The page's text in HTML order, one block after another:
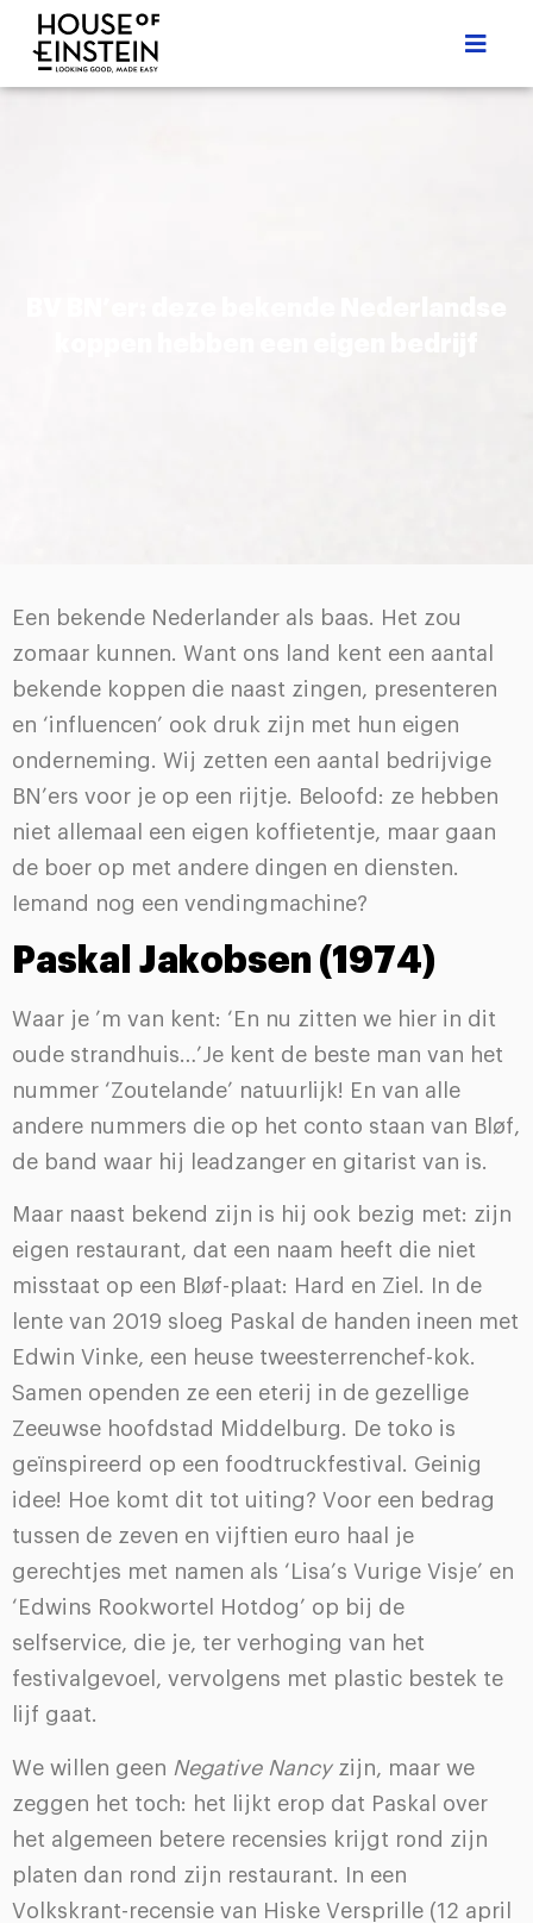
Een bekende Nederlander als baas. Het zou
zomaar kunnen. Want ons land kent een aantal
bekende koppen die naast zingen, presenteren
en ‘influencen’ ook druk zijn met hun eigen
onderneming. Wij zetten een aantal bedrijvige
BN’ers voor je op een rijtje. Beloofd: ze hebben
niet allemaal een eigen koffietentje, maar gaan
de boer op met andere dingen en diensten.
Iemand nog een vendingmachine?
Paskal Jakobsen (1974)
Waar je ’m van kent: ‘En nu zitten we hier in dit
oude strandhuis…’Je kent de beste man van het
nummer ‘Zoutelande’ natuurlijk! En van alle
andere nummers die op het conto staan van Bløf,
de band waar hij leadzanger en gitarist van is.
Maar naast bekend zijn is hij ook bezig met: zijn
eigen restaurant, dat een naam heeft die niet
misstaat op een Bløf-plaat: Hard en Ziel. In de
lente van 2019 sloeg Paskal de handen ineen met
Edwin Vinke, een heuse tweesterrenchef-kok.
Samen openden ze een eterij in de gezellige
Zeeuwse hoofdstad Middelburg. De toko is
geïnspireerd op een foodtruckfestival. Geinig
idee! Hoe komt dit tot uiting? Voor een bedrag
tussen de zeven en vijftien euro haal je
gerechtjes met namen als ‘Lisa’s Vurige Visje’ en
‘Edwins Rookwortel Hotdog’ op bij de
selfservice, die je, ter verhoging van het
festivalgevoel, vervolgens met plastic bestek te
lijf gaat.
We willen geen Negative Nancyzijn, maar we
zeggen het toch: het lijkt erop dat Paskal over
het algemeen betere recensies krijgt rond zijn
platen dan rond zijn restaurant. In een
Volkskrant-recensie van Hiske Versprille (12 april